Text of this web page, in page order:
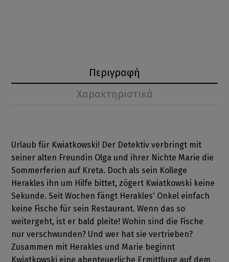
Περιγραφή
Χαρακτηριστικά
Urlaub für Kwiatkowski! Der Detektiv verbringt mit
seiner alten Freundin Olga und ihrer Nichte Marie die
Sommerferien auf Kreta. Doch als sein Kollege
Herakles ihn um Hilfe bittet, zögert Kwiatkowski keine
Sekunde. Seit Wochen fängt Herakles' Onkel einfach
keine Fische für sein Restaurant. Wenn das so
weitergeht, ist er bald pleite! Wohin sind die Fische
nur verschwunden? Und wer hat sie vertrieben?
Zusammen mit Herakles und Marie beginnt
Kwiatkowski eine abenteuerliche Ermittlung auf dem